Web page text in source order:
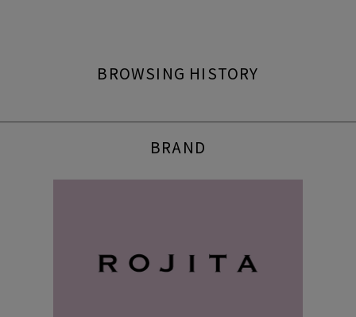
BROWSING HISTORY
BRAND